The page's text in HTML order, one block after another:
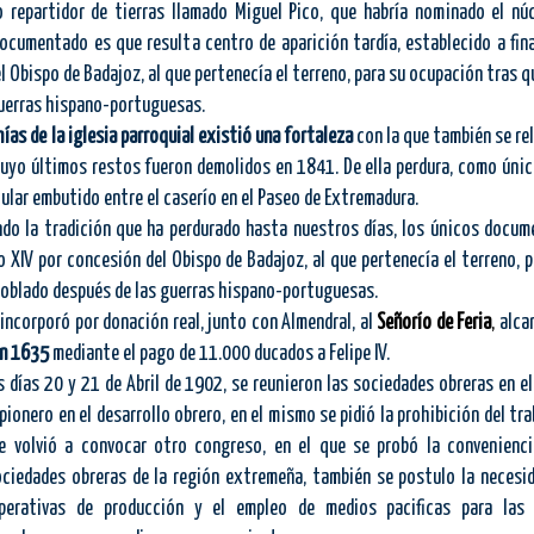
repartidor de tierras llamado Miguel Pico, que habría nominado el
es que resulta centro de aparición tardía, establecido a
Obispo de Badajoz, al que pertenecía el terreno, para su ocupación tras
hispano-portuguesas.
de la iglesia parroquial existió una fortalezacon la que también se
últimos restos fueron demolidos en 1841. De ella perdura, como
embutido entre el caserío en el Paseo de Extremadura.
tradición que ha perdurado hasta nuestros días, los únicos
por concesión del Obispo de Badajoz, al que pertenecía el terreno,
después de las guerras hispano-portuguesas.
por donación real, junto con Almendral, al Señorío de Feria,
1635mediante el pago de 11.000 ducados a Felipe IV.
20 y 21 de Abril de 1902, se reunieron las sociedades obreras en el
en el desarrollo obrero, en el mismo se pidió la prohibición del
volvió a convocar otro congreso, en el que se probó la
obreras de la región extremeña, también se postulo la
de producción y el empleo de medios pacificas para las